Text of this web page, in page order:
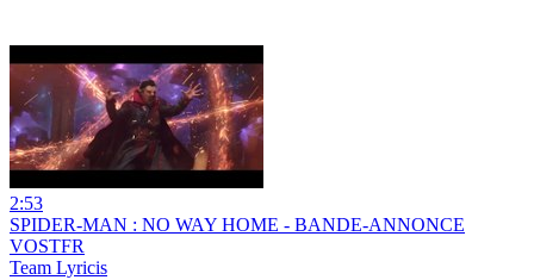
2:53
SPIDER-MAN : NO WAY HOME - BANDE-ANNONCE
VOSTFR
Team Lyricis